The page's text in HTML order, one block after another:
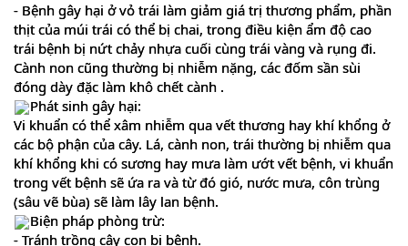
- Bệnh gây hại ở vỏ trái làm giảm giá trị thương phẩm, phần
thịt của múi trái có thể bị chai, trong điều kiện ẩm độ cao
trái bệnh bị nứt chảy nhựa cuối cùng trái vàng và rụng đi.
Cành non cũng thường bị nhiễm nặng, các đốm sần sùi
đóng dày đặc làm khô chết cành .
Phát sinh gây hại:
Vi khuẩn có thể xâm nhiễm qua vết thương hay khí khổng ở
các bộ phận của cây. Lá, cành non, trái thường bị nhiễm qua
khí khổng khi có sương hay mưa làm ướt vết bệnh, vi khuẩn
trong vết bệnh sẽ ứa ra và từ đó gió, nước mưa, côn trùng
(sâu vẽ bùa) sẽ làm lây lan bệnh.
Biện pháp phòng trừ:
- Tránh trồng cây con bị bệnh.